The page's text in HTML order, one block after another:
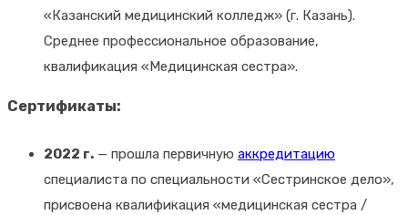
«Казанский медицинский колледж» (г. Казань).
Среднее профессиональное образование,
квалификация «Медицинская сестра».
Сертификаты:
2022 г. — прошла первичную аккредитацию
специалиста по специальности «Сестринское дело»,
присвоена квалификация «медицинская сестра /